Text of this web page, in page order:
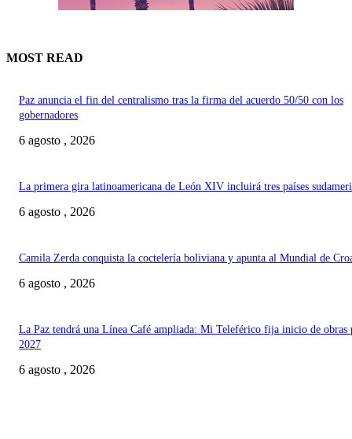
MOST READ
Paz anuncia el fin del centralismo tras la firma del acuerdo 50/50 con los
gobernadores
6 agosto , 2026
La primera gira latinoamericana de León XIV incluirá tres países
6 agosto , 2026
Camila Zerda conquista la coctelería boliviana y apunta al Mundial de
6 agosto , 2026
La Paz tendrá una Línea Café ampliada: Mi Teleférico fija inicio de obras
2027
6 agosto , 2026